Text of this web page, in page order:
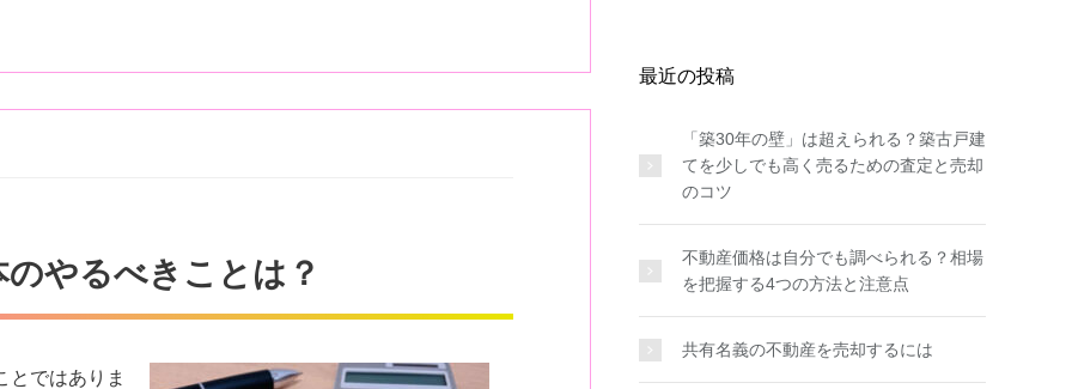
やるべきことは？
とではありま
最近の投稿
「築30年の壁」は超えられる？築古戸建
てを少しでも高く売るための査定と売却
のコツ
不動産価格は自分でも調べられる？相場
を把握する4つの方法と注意点
共有名義の不動産を売却するには